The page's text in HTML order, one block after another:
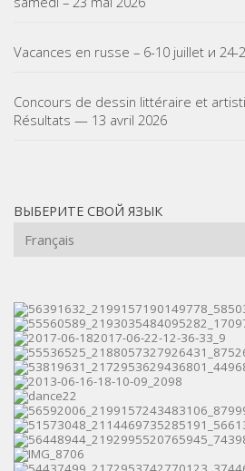
Vacances en russe – 6-10 juillet и 24-
Concours de dessin littéraire et
Résultats — 13 avril 2026
ВЫБЕРИТЕ СВОЙ ЯЗЫК